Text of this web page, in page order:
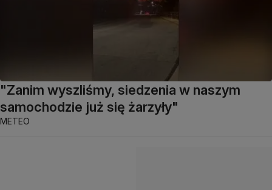
"Zanim wyszliśmy, siedzenia w naszym
samochodzie już się żarzyły"
METEO